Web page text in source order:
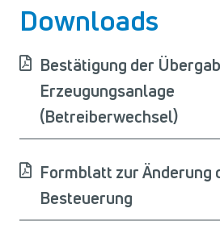
Downloads
Bestätigung der
Erzeugungsanlage
(Betreiberwechsel)
Formblatt zur Änderung
Besteuerung